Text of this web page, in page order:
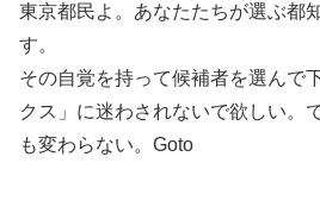
東京都民よ。あなたたちが選ぶ都
す。
その自覚を持って候補者を選んで
クス」に迷わされないで欲しい。
も変わらない。Goto